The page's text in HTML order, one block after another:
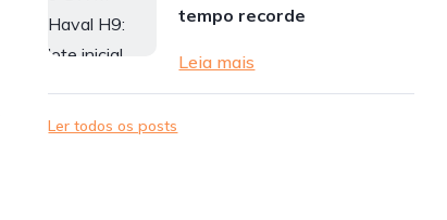
tempo recorde
Leia mais
Ler todos os posts